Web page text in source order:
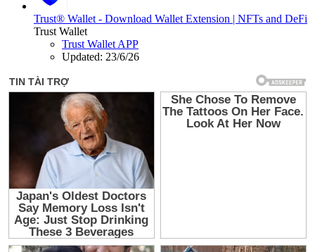
Trust® Wallet - Download Wallet Extension | NFTs and DeFi
Trust Wallet
Trust Wallet APP
Updated: 23/6/26